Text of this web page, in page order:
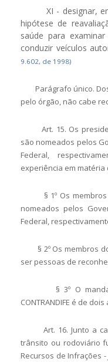
XI - designar, em
hipótese de
saúde para
conduzir veículos
9.602, de 1998)
Parágrafo único. Dos
pelo órgão, não cabe
Art. 15. Os
são nomeados pelos
Federal,
experiência em matéria
§ 1º Os membros
nomeados pelos
Federal,
§ 2º Os membros do
ser pessoas de
§ 3º O mandato
CONTRANDIFE é de
Art. 16. Junto a
trânsito ou rodoviário
Recursos de Infrações